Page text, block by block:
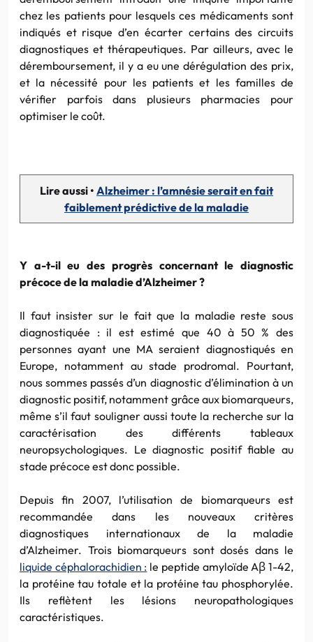
chez les patients pour lesquels ces médicaments sont
indiqués et risque d’en écarter certains des circuits
diagnostiques et thérapeutiques. Par ailleurs, avec le
déremboursement, il y a eu une dérégulation des prix,
et la nécessité pour les patients et les familles de
vérifier parfois dans plusieurs pharmacies pour
optimiser le coût.
Lire aussi • Alzheimer : l’amnésie serait en fait
faiblement prédictive de la maladie
Y a-t-il eu des progrès concernant le diagnostic
précoce de la maladie d’Alzheimer ?
Il faut insister sur le fait que la maladie reste sous
diagnostiquée : il est estimé que 40 à 50 % des
personnes ayant une MA seraient diagnostiqués en
Europe, notamment au stade prodromal. Pourtant,
nous sommes passés d’un diagnostic d’élimination à un
diagnostic positif, notamment grâce aux biomarqueurs,
même s’il faut souligner aussi toute la recherche sur la
caractérisation des différents tableaux
neuropsychologiques. Le diagnostic positif fiable au
stade précoce est donc possible.
Depuis fin 2007, l’utilisation de biomarqueurs est
recommandée dans les nouveaux critères
diagnostiques internationaux de la maladie
d’Alzheimer. Trois biomarqueurs sont dosés dans le
liquide céphalorachidien : le peptide amyloïde Aβ 1-42,
la protéine tau totale et la protéine tau phosphorylée.
Ils reflètent les lésions neuropathologiques
caractéristiques.